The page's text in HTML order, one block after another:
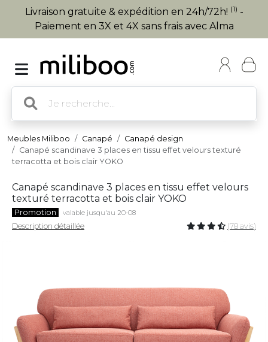
Livraison gratuite & expédition en 24h/72h! (1) -
Paiement en 3X et 4X sans frais avec Alma
Meubles Miliboo Canapé
Canapé design
Canapé scandinave 3 places en tissu effet velours texturé
terracotta et bois clair YOKO
Canapé scandinave 3 places en tissu effet velours
texturé terracotta et bois clair YOKO
Promotion valable jusqu'au 20-08
Description détaillée (78 avis)